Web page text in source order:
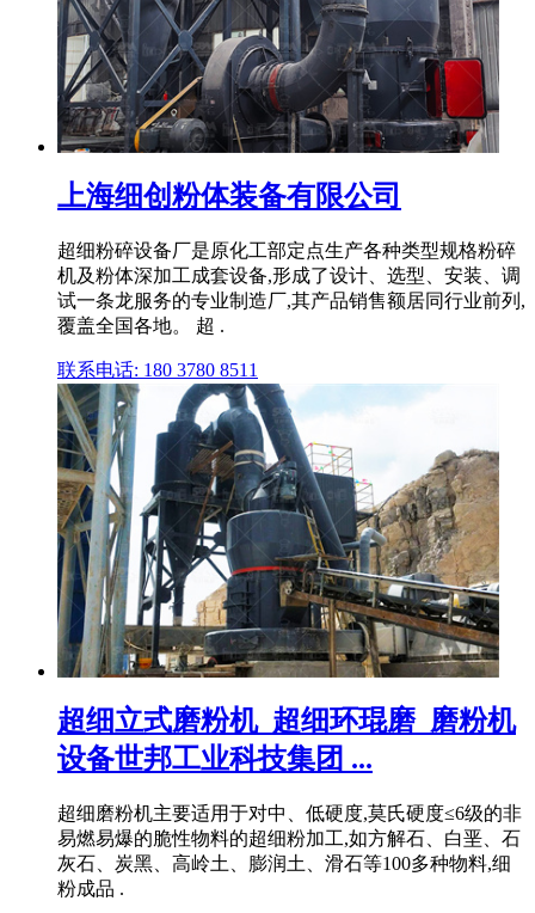
上海细创粉体装备有限公司
超细粉碎设备厂是原化工部定点生产各种类型规格粉碎
机及粉体深加工成套设备,形成了设计、选型、安装、调
试一条龙服务的专业制造厂,其产品销售额居同行业前列,
覆盖全国各地。 超 .
联系电话: 180 3780 8511
超细立式磨粉机_超细环琨磨_磨粉机
设备世邦工业科技集团 ...
超细磨粉机主要适用于对中、低硬度,莫氏硬度≤6级的非
易燃易爆的脆性物料的超细粉加工,如方解石、白垩、石
灰石、炭黑、高岭土、膨润土、滑石等100多种物料,细
粉成品 .